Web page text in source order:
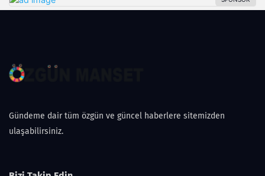
Gündeme dair tüm özgün ve güncel haberlere sitemizden
ulaşabilirsiniz.